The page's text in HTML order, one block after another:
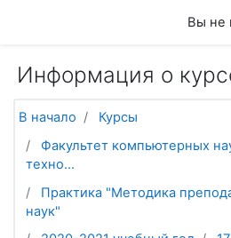
Вы не
Информация о
В начало
Курсы
Факультет компьютерных
техно...
Практика "Методика
наук"